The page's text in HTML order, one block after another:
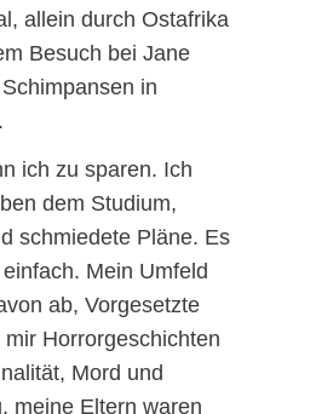
allein durch Ostafrika
Besuch bei Jane
in
ich zu sparen. Ich
dem Studium,
schmiedete Pläne. Es
Mein Umfeld
ab, Vorgesetzte
Horrorgeschichten
Mord und
meine Eltern waren